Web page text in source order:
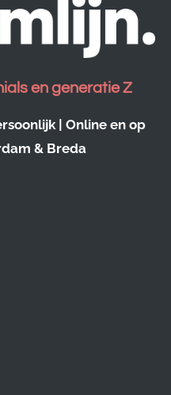
en generatie Z
| Online en op
& Breda